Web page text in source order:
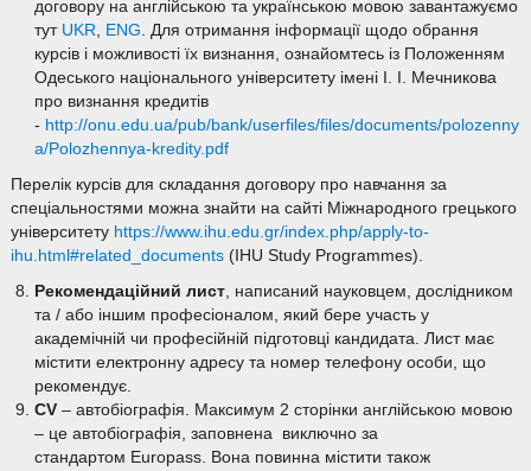
договору на англійською та українською мовою завантажуємо
тут UKR, ENG. Для отримання інформації щодо обрання
курсів і можливості їх визнання, ознайомтесь із Положенням
Одеського національного університету імені І. І. Мечникова
про визнання кредитів
- http://onu.edu.ua/pub/bank/userfiles/files/documents/polozenny
a/Polozhennya-kredity.pdf
Перелік курсів для складання договору про навчання за
спеціальностями можна знайти на сайті Міжнародного грецького
університету https://www.ihu.edu.gr/index.php/apply-to-
ihu.html#related_documents(IHU Study Programmes).
Рекомендаційний лист, написаний науковцем, дослідником
та / або іншим професіоналом, який бере участь у
академічній чи професійній підготовці кандидата. Лист має
містити електронну адресу та номер телефону особи, що
рекомендує.
CV– автобіографія. Максимум 2 сторінки англійською мовою
– це автобіографія, заповнена виключно за
стандартом Europass. Вона повинна містити також